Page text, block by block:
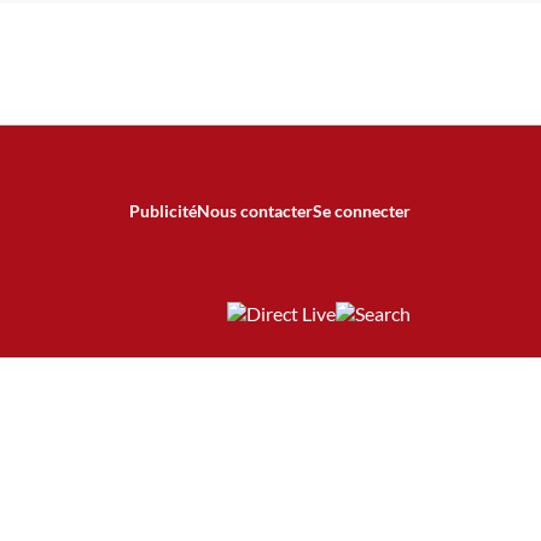
PublicitéNous contacterSe connecter